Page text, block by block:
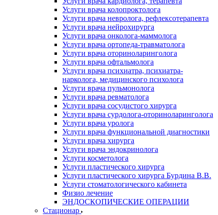
Услуги врача колопроктолога
Услуги врача невролога, рефлексотерапевта
Услуги врача нейрохирурга
Услуги врача онколога-маммолога
Услуги врача ортопеда-травматолога
Услуги врача оториноларинголога
Услуги врача офтальмолога
Услуги врача психиатра, психиатра-
нарколога, медицинского психолога
Услуги врача пульмонолога
Услуги врача ревматолога
Услуги врача сосудистого хирурга
Услуги врача сурдолога-оториноларинголога
Услуги врача уролога
Услуги врача функциональной диагностики
Услуги врача хирурга
Услуги врача эндокринолога
Услуги косметолога
Услуги пластического хирурга
Услуги пластического хирурга Бурдина В.В.
Услуги стоматологического кабинета
Физио лечение
ЭНДОСКОПИЧЕСКИЕ ОПЕРАЦИИ
Стационар